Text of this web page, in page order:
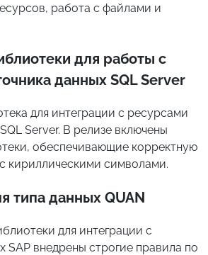
работа с файлами и
для работы с
данных SQL Server
для интеграции с ресурсами
Server. В релизе включены
обеспечивающие корректную
кириллическими символами.
типа данных QUAN
для интеграции с
SAP внедрены строгие правила по